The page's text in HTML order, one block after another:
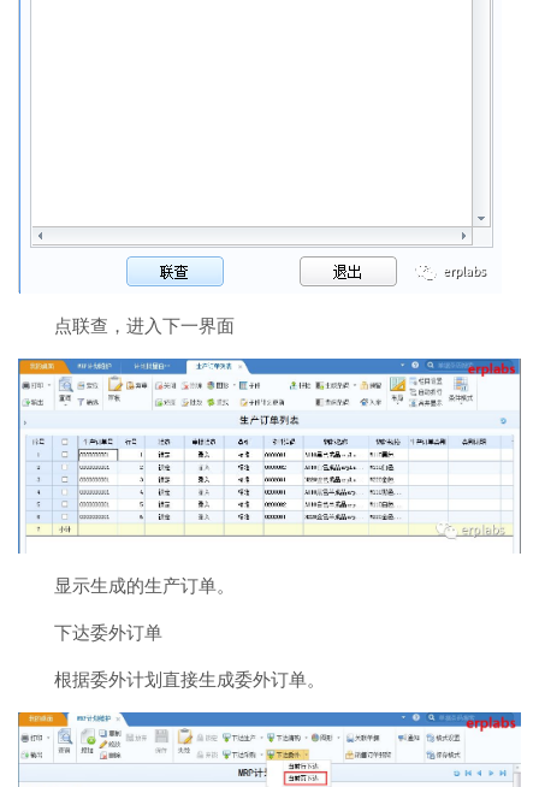
点联查，进入下一界面
显示生成的生产订单。
下达委外订单
根据委外计划直接生成委外订单。